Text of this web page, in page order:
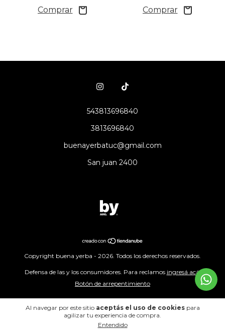
Al navegar por este sitio aceptás el uso de cookiespara
agilizar tu experiencia de compra.
Entendido
543813696840
3813696840
buenayerbatuc@gmail.com
San juan 2400
Copyright buena yerba - 2026. Todos los derechos reservados.
Defensa de las y los consumidores. Para reclamos ingresá acá.
Botón de arrepentimiento